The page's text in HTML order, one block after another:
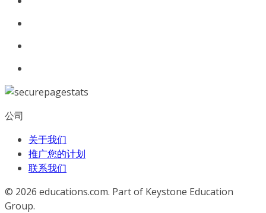
公司
关于我们
推广您的计划
联系我们
© 2026 educations.com. Part of Keystone Education
Group.